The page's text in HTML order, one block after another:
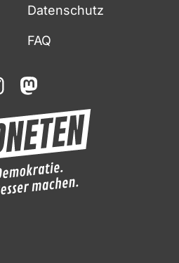
Datenschutz
FAQ
mastodon